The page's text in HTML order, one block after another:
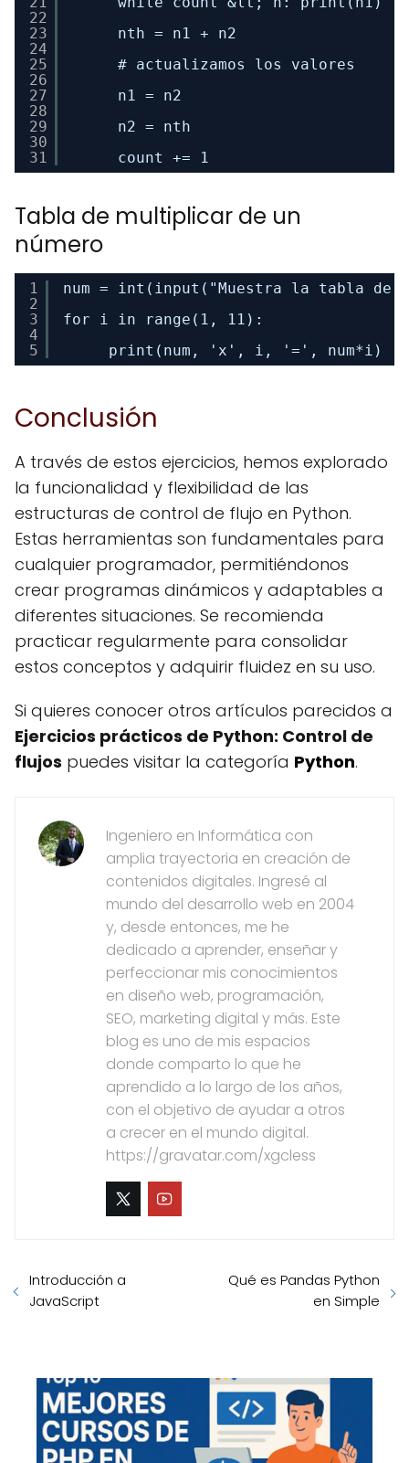
22
23
24
25
26
27
28
29
30
31
nth = n1 + n2
# actualizamos los valores
n1 = n2
n2 = nth
count += 1
Tabla de multiplicar de un
número
1
2
3
4
5
num = int(input("Muestra la tabla
for i in range(1, 11):
print(num, 'x', i, '=', num*i)
Conclusión
A través de estos ejercicios, hemos explorado
la funcionalidad y flexibilidad de las
estructuras de control de flujo en Python.
Estas herramientas son fundamentales para
cualquier programador, permitiéndonos
crear programas dinámicos y adaptables a
diferentes situaciones. Se recomienda
practicar regularmente para consolidar
estos conceptos y adquirir fluidez en su uso.
Si quieres conocer otros artículos parecidos a
Ejercicios prácticos de Python: Control de
flujos puedes visitar la categoría Python.
Ingeniero en Informática con
amplia trayectoria en creación de
contenidos digitales. Ingresé al
mundo del desarrollo web en 2004
y, desde entonces, me he
dedicado a aprender, enseñar y
perfeccionar mis conocimientos
en diseño web, programación,
SEO, marketing digital y más. Este
blog es uno de mis espacios
donde comparto lo que he
aprendido a lo largo de los años,
con el objetivo de ayudar a otros
a crecer en el mundo digital.
https://gravatar.com/xgcless
Introducción a
JavaScript
Qué es Pandas Python
en Simple